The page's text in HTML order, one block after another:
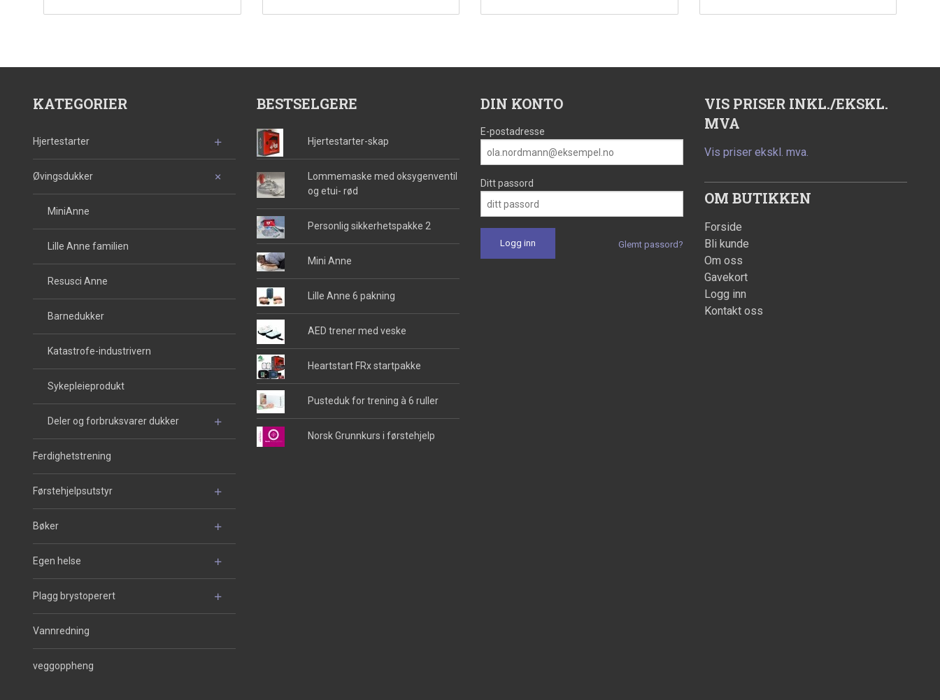
KATEGORIER
Hjertestarter
Øvingsdukker
MiniAnne
Lille Anne familien
Resusci Anne
Barnedukker
Katastrofe-industrivern
Sykepleieprodukt
Deler og forbruksvarer dukker
Ferdighetstrening
Førstehjelpsutstyr
Bøker
Egen helse
Plagg brystoperert
Vannredning
veggoppheng
BESTSELGERE
Hjertestarter-skap
Lommemaske med oksygenventil
og etui- rød
Personlig sikkerhetspakke 2
Mini Anne
Lille Anne 6 pakning
AED trener med veske
Heartstart FRx startpakke
Pusteduk for trening à 6 ruller
Norsk Grunnkurs i førstehjelp
DIN KONTO
E-postadresse
Ditt passord
Glemt passord?
VIS PRISER INKL./EKSKL.
MVA
Vis priser ekskl. mva.
OM BUTIKKEN
Forside
Bli kunde
Om oss
Gavekort
Logg inn
Kontakt oss